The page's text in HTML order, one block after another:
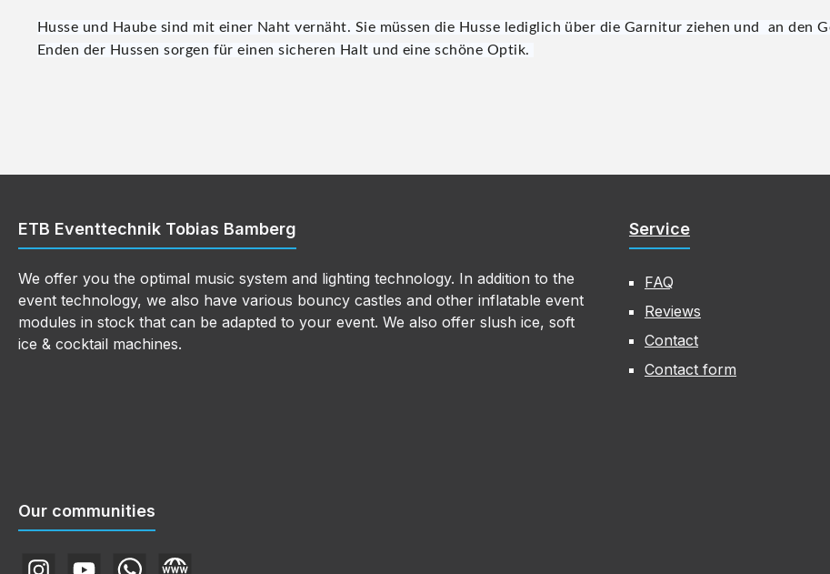
Husse und Haube sind mit einer Naht vernäht. Sie müssen die Husse lediglich über die Garnitur ziehen und an den
Enden der Hussen sorgen für einen sicheren Halt und eine schöne Optik.
ETB Eventtechnik Tobias Bamberg
We offer you the optimal music system and lighting technology. In addition to the
event technology, we also have various bouncy castles and other inflatable event
modules in stock that can be adapted to your event. We also offer slush ice, soft
ice & cocktail machines.
Service
FAQ
Reviews
Contact
Contact form
Our communities